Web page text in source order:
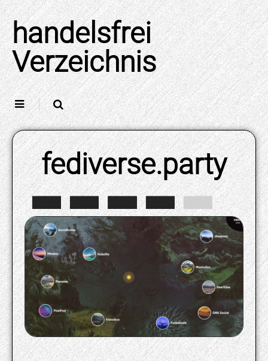
Skip
to
content
handelsfrei
Verzeichnis
fediverse.party